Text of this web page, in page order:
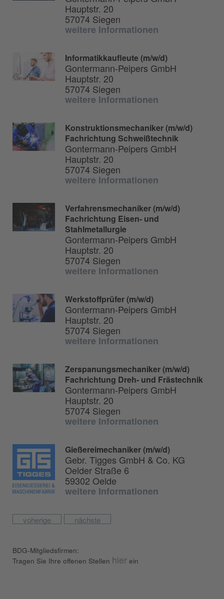
Hauptstr. 20
57074 Siegen
weitere Informationen
Informatikkaufleute (m/w/d)
Gontermann-Peipers GmbH
Hauptstr. 20
57074 Siegen
weitere Informationen
Konstruktionsmechaniker (m/w/d)
Fachrichtung Schweißtechnik
Gontermann-Peipers GmbH
Hauptstr. 20
57074 Siegen
weitere Informationen
Verfahrensmechaniker (m/w/d)
Fachrichtung Eisen- und
Stahlmetallurgie
Gontermann-Peipers GmbH
Hauptstr. 20
57074 Siegen
weitere Informationen
Werkstoffprüfer (m/w/d)
Gontermann-Peipers GmbH
Hauptstr. 20
57074 Siegen
weitere Informationen
Zerspanungsmechaniker (m/w/d)
Fachrichtung Dreh- und Frästechnik
Gontermann-Peipers GmbH
Hauptstr. 20
57074 Siegen
weitere Informationen
Gießereimechaniker (m/w/d)
Gebr. Tigges GmbH & Co. KG
Oelder Straße 6
59302 Oelde
weitere Informationen
voherige nächste
BDG-Mitgliedsfirmen:
Tragen Sie Ihre offenen Stellen hier ein